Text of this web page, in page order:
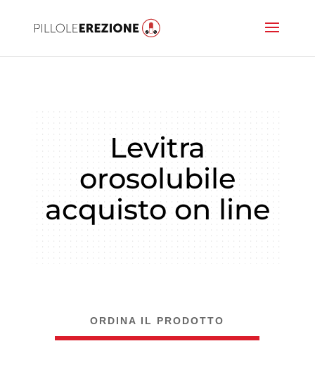
Levitra
orosolubile
acquisto on line
ORDINA IL PRODOTTO